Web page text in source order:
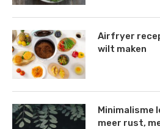
Airfryer
wilt maken
Minimalisme
meer rust,